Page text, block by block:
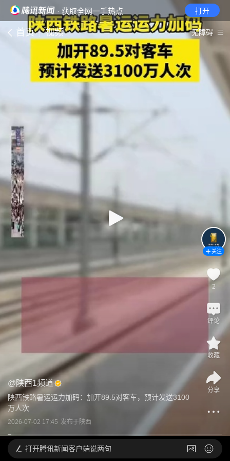
· 获取全网一手热点 打开
首页 视频 无障碍
@陕西1频道
陕西铁路暑运运力加码：加开89.5对客车，预计发送3100
万人次
2026-07-02 17:45 发布于陕西
关注
2
评论
收藏
分享
打开腾讯新闻客户端说两句